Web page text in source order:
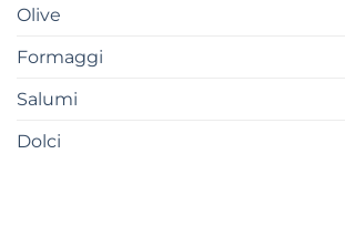
Olive
Formaggi
Salumi
Dolci